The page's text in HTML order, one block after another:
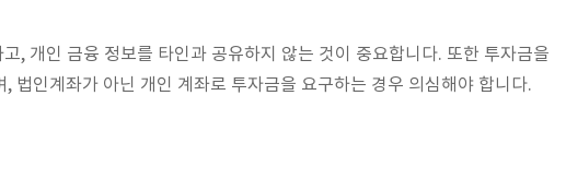
, 개인 금융 정보를 타인과 공유하지 않는 것이 중요합니다. 또한 투자금을
법인계좌가 아닌 개인 계좌로 투자금을 요구하는 경우 의심해야 합니다.